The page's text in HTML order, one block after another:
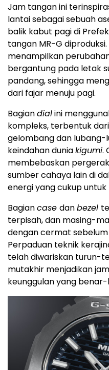
Jam tangan ini
lantai sebagai sebuah
balik kabut pagi di
tangan MR-G diproduksi.
menampilkan
bergantung pada letak
pandang, sehingga
dari fajar menuju pagi.
Bagiandialini
kompleks, terbentuk
gelombang dan lubang-
keindahan duniakigumi.
membebaskan
sumber cahaya lain di
energi yang cukup
Bagiancase danbezel
terpisah, dan masing-
dengan cermat
Perpaduan teknik
telah diwariskan turun-
mutakhir menjadikan
keunggulan yang